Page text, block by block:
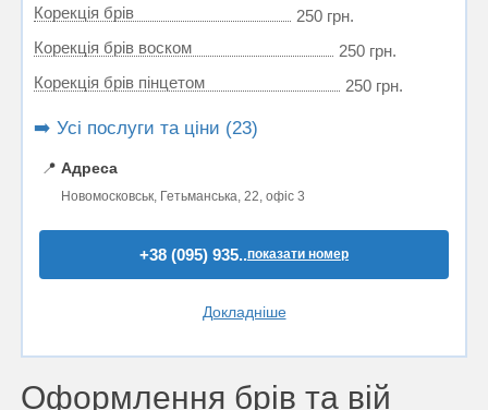
Корекція брів
250 грн.
Корекція брів воском
250 грн.
Корекція брів пінцетом
250 грн.
➡️ Усі послуги та ціни (23)
📍 Адреса
Новомосковськ, Гетьманська, 22, офіс 3
+38 (095) 935..показати номер
Докладніше
Оформлення брів та вій